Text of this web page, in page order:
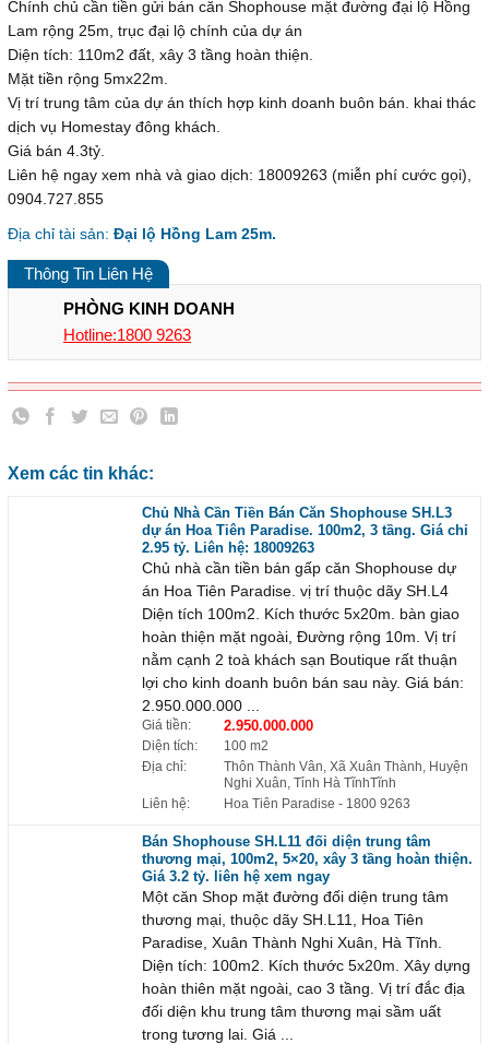
Chính chủ cần tiền gửi bán căn Shophouse mặt đường đại lộ Hồng
Lam rộng 25m, trục đại lộ chính của dự án
Diện tích: 110m2 đất, xây 3 tầng hoàn thiện.
Mặt tiền rộng 5mx22m.
Vị trí trung tâm của dự án thích hợp kinh doanh buôn bán. khai thác
dịch vụ Homestay đông khách.
Giá bán 4.3tỷ.
Liên hệ ngay xem nhà và giao dịch: 18009263 (miễn phí cước gọi),
0904.727.855
Địa chỉ tài sản: Đại lộ Hồng Lam 25m.
Thông Tin Liên Hệ
PHÒNG KINH DOANH
Hotline:1800 9263
Xem các tin khác:
Chủ Nhà Cần Tiền Bán Căn Shophouse SH.L3
dự án Hoa Tiên Paradise. 100m2, 3 tầng. Giá chỉ
2.95 tỷ. Liên hệ: 18009263
Chủ nhà cần tiền bán gấp căn Shophouse dự
án Hoa Tiên Paradise. vị trí thuộc dãy SH.L4
Diện tích 100m2. Kích thước 5x20m. bàn giao
hoàn thiện mặt ngoài, Đường rộng 10m. Vị trí
nằm cạnh 2 toà khách sạn Boutique rất thuận
lợi cho kinh doanh buôn bán sau này. Giá bán:
2.950.000.000 ...
Giá tiền: 2.950.000.000
Diện tích:
100 m2
Địa chỉ:
Thôn Thành Vân, Xã Xuân Thành, Huyện
Nghi Xuân, Tỉnh Hà TĩnhTĩnh
Liên hệ:
Hoa Tiên Paradise - 1800 9263
Bán Shophouse SH.L11 đối diện trung tâm
thương mại, 100m2, 5×20, xây 3 tầng hoàn thiện.
Giá 3.2 tỷ. liên hệ xem ngay
Một căn Shop mặt đường đối diện trung tâm
thương mại, thuộc dãy SH.L11, Hoa Tiên
Paradise, Xuân Thành Nghi Xuân, Hà Tĩnh.
Diện tích: 100m2. Kích thước 5x20m. Xây dựng
hoàn thiên mặt ngoài, cao 3 tầng. Vị trí đắc địa
đối diện khu trung tâm thương mại sầm uất
trong tương lai. Giá ...